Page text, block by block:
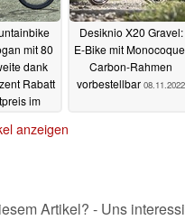
mit 80
dank
Rabatt
im
Desiknio X20 Gravel:
E-Bike mit
Carbon-Rahmen
vorbestellbar 08.11.2022
anzeigen
Artikel? - Uns